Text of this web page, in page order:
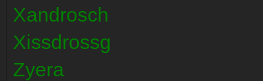
Xandrosch
Xissdrossg
Zyera